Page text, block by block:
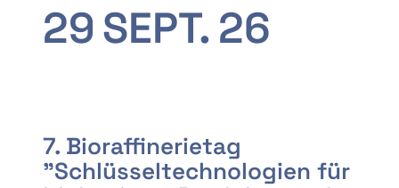
29SEPT. 26
7. Bioraffinerietag
"Schlüsseltechnologien für